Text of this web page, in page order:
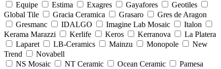
Equipe
Estima Exagres Gayafores
Geotiles
Global Tile
Gracia Ceramica Grasaro
Gres de Aragon
Gresmanc
IDALGO Imagine Lab Mosaic
Italon
Kerama Marazzi
Kerlife Keros Kerranova
La Platera
Laparet
LB-Ceramics Mainzu Monopole
New
Trend
Novabell
NS Mosaic
NT Ceramic Ocean Ceramic
Pamesa